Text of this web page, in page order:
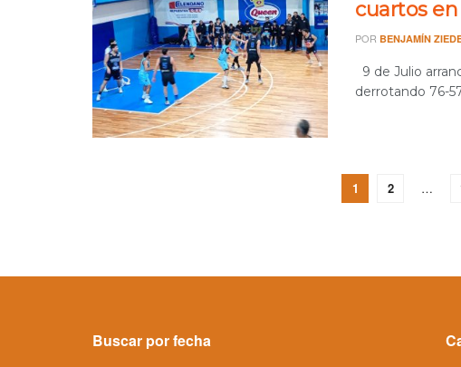
cuartos
POR BENJAMÍN
9 de Julio
derrotando 76-
1 2 …
Buscar por fecha